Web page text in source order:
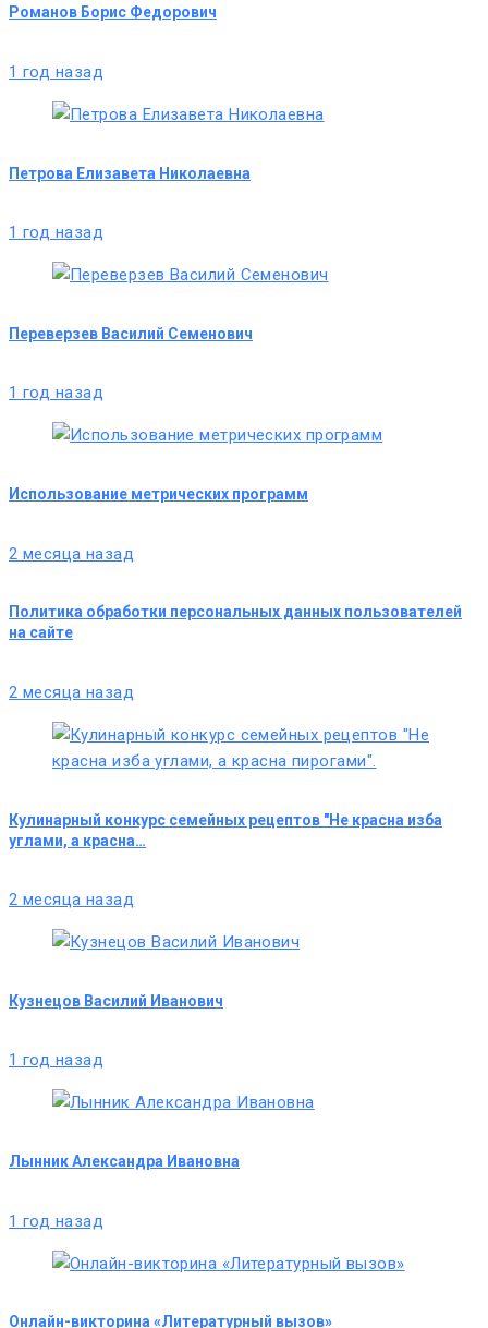
Романов Борис Федорович
1 год назад
Петрова Елизавета Николаевна
1 год назад
Переверзев Василий Семенович
1 год назад
Использование метрических программ
2 месяца назад
Политика обработки персональных данных пользователей
на сайте
2 месяца назад
Кулинарный конкурс семейных рецептов "Не красна изба
углами, а красна…
2 месяца назад
Кузнецов Василий Иванович
1 год назад
Лынник Александра Ивановна
1 год назад
Онлайн-викторина «Литературный вызов»